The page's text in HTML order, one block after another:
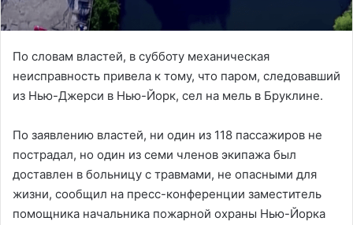
По словам властей, в субботу механическая
неисправность привела к тому, что паром, следовавший
из Нью-Джерси в Нью-Йорк, сел на мель в Бруклине.
По заявлению властей, ни один из 118 пассажиров не
пострадал, но один из семи членов экипажа был
доставлен в больницу с травмами, не опасными для
жизни, сообщил на пресс-конференции заместитель
помощника начальника пожарной охраны Нью-Йорка